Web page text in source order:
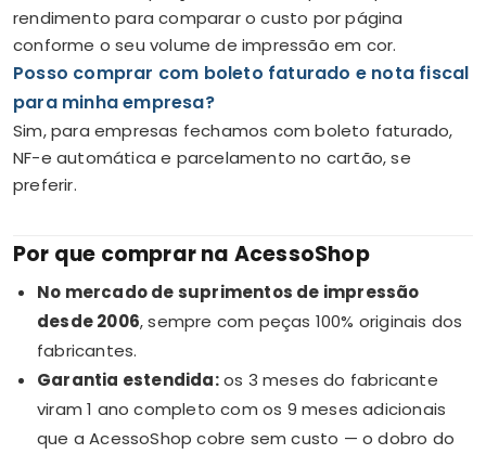
rendimento para comparar o custo por página
conforme o seu volume de impressão em cor.
Posso comprar com boleto faturado e nota fiscal
para minha empresa?
Sim, para empresas fechamos com boleto faturado,
NF-e automática e parcelamento no cartão, se
preferir.
Por que comprar na AcessoShop
No mercado de suprimentos de impressão
desde 2006, sempre com peças 100% originais dos
fabricantes.
Garantia estendida:os 3 meses do fabricante
viram 1 ano completo com os 9 meses adicionais
que a AcessoShop cobre sem custo — o dobro do